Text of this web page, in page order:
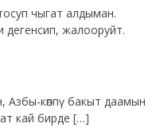
чыгат алдыман.
жалооруйт.
көппү бакыт даамын
кай бирде […]